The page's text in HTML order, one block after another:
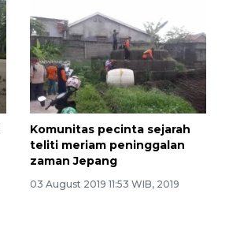
Komunitas pecinta sejarah
teliti meriam peninggalan
zaman Jepang
03 August 2019 11:53 WIB, 2019